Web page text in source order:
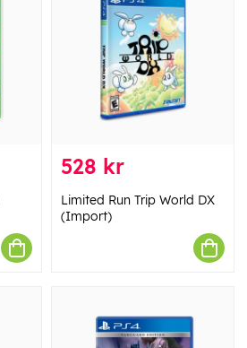
528 kr
Limited Run Trip World DX
(Import)